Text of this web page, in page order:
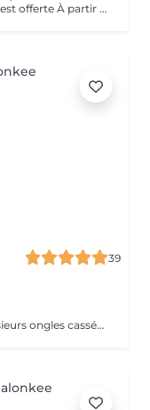
Pour 1 Ongle cassé / Fissuré la réparation est offerte À partir de 2 ongles la réparation sera facturée 3 euros par ongle
39
Ce service permet de réparer une ou plusieurs ongles cassés ou abîmés, afin de retrouver une apparence harmonieuse et soignée. La réparation est valable uniquement jusqu'à 2 semaines après la pose. Au-delà de 2 semaines, une prestation de remplissage sera nécessaire.